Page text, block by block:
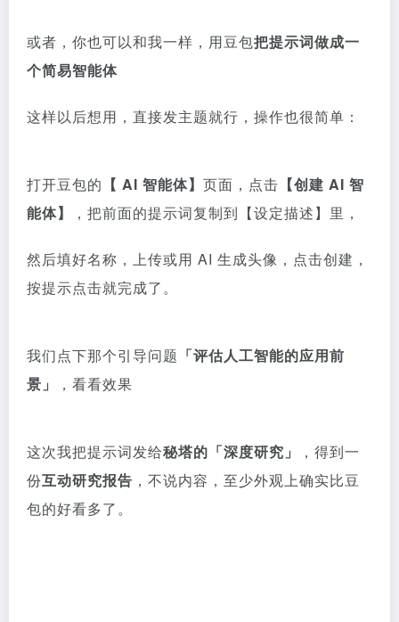
或者，你也可以和我一样，用豆包把提示词做成一
个简易智能体
这样以后想用，直接发主题就行，操作也很简单：
打开豆包的 【 AI 智能体】 页面，点击 【创建 AI 智
能体】
，把前面的提示词复制到【设定描述】里，
然后填好名称，上传或用 AI 生成头像，点击创建，
按提示点击就完成了。
我们点下那个引导问题 「评估人工智能的应用前
景」
，看看效果
这次我把提示词发给秘塔的「深度研究」
，得到一
份互动研究报告 ，不说内容，至少外观上确实比豆
包的好看多了。